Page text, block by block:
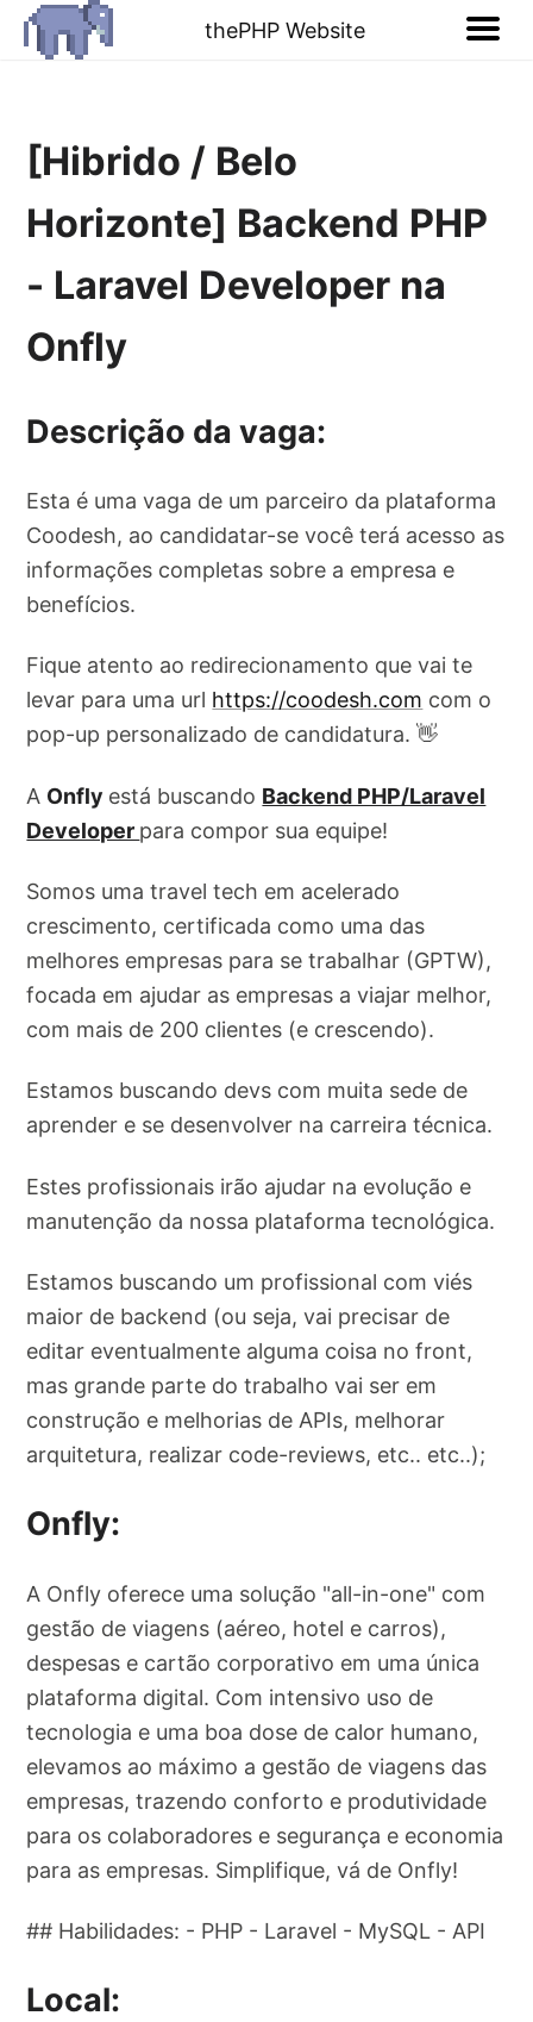
thePHP Website
[Hibrido / Belo
Horizonte] Backend PHP
- Laravel Developer na
Onfly
Descrição da vaga:
Esta é uma vaga de um parceiro da plataforma
Coodesh, ao candidatar-se você terá acesso as
informações completas sobre a empresa e
benefícios.
Fique atento ao redirecionamento que vai te
levar para uma url https://coodesh.com com o
pop-up personalizado de candidatura. 👋
A Onfly está buscando Backend PHP/Laravel
Developer para compor sua equipe!
Somos uma travel tech em acelerado
crescimento, certificada como uma das
melhores empresas para se trabalhar (GPTW),
focada em ajudar as empresas a viajar melhor,
com mais de 200 clientes (e crescendo).
Estamos buscando devs com muita sede de
aprender e se desenvolver na carreira técnica.
Estes profissionais irão ajudar na evolução e
manutenção da nossa plataforma tecnológica.
Estamos buscando um profissional com viés
maior de backend (ou seja, vai precisar de
editar eventualmente alguma coisa no front,
mas grande parte do trabalho vai ser em
construção e melhorias de APIs, melhorar
arquitetura, realizar code-reviews, etc.. etc..);
Onfly:
A Onfly oferece uma solução "all-in-one" com
gestão de viagens (aéreo, hotel e carros),
despesas e cartão corporativo em uma única
plataforma digital. Com intensivo uso de
tecnologia e uma boa dose de calor humano,
elevamos ao máximo a gestão de viagens das
empresas, trazendo conforto e produtividade
para os colaboradores e segurança e economia
para as empresas. Simplifique, vá de Onfly!
## Habilidades: - PHP - Laravel - MySQL - API
Local: